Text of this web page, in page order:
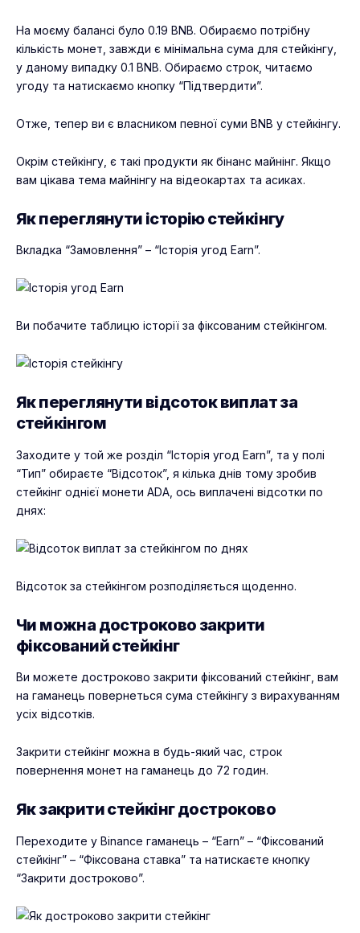
На моєму балансі було 0.19 BNB. Обираємо потрібну
кількість монет, завжди є мінімальна сума для стейкінгу,
у даному випадку 0.1 BNB. Обираємо строк, читаємо
угоду та натискаємо кнопку “Підтвердити”.
Отже, тепер ви є власником певної суми BNB у стейкінгу.
Окрім стейкінгу, є такі продукти як бінанс майнінг. Якщо
вам цікава тема майнінгу на відеокартах та асиках.
Як переглянути історію стейкінгу
Вкладка “Замовлення” – “Історія угод Earn”.
Ви побачите таблицю історії за фіксованим стейкінгом.
Як переглянути відсоток виплат за
стейкінгом
Заходите у той же розділ “Історія угод Earn”, та у полі
“Тип” обираєте “Відсоток”, я кілька днів тому зробив
стейкінг однієї монети ADA, ось виплачені відсотки по
днях:
Відсоток за стейкінгом розподіляється щоденно.
Чи можна достроково закрити
фіксований стейкінг
Ви можете достроково закрити фіксований стейкінг, вам
на гаманець повернеться сума стейкінгу з вирахуванням
усіх відсотків.
Закрити стейкінг можна в будь-який час, строк
повернення монет на гаманець до 72 годин.
Як закрити стейкінг достроково
Переходите у Binance гаманець – “Earn” – “Фіксований
стейкінг” – “Фіксована ставка” та натискаєте кнопку
“Закрити достроково”.